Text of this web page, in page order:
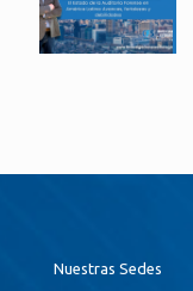
Nuestras Sedes